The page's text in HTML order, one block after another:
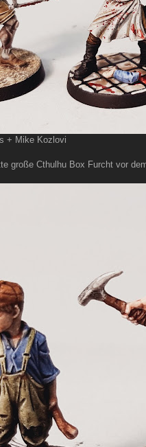
+ Mike Kozlovi
große Cthulhu Box Furcht vor